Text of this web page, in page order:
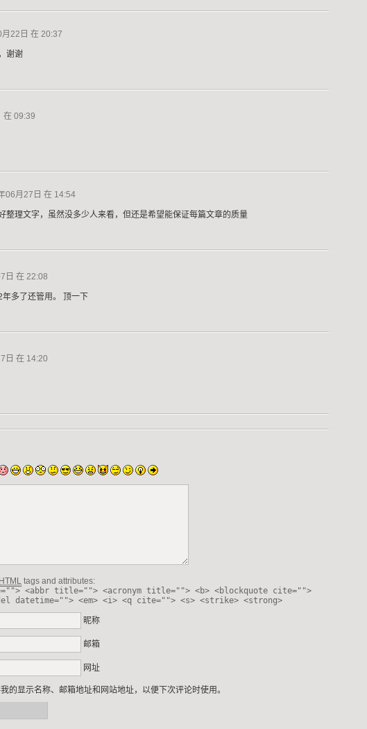
22日 在 20:37
谢谢
在 09:39
06月27日 在 14:54
整理文字，虽然没多少人来看，但还是希望能保证每篇文章的质量
日 在 22:08
多了还管用。 顶一下
日 在 14:20
HTML tags and attributes:
<abbr title=""> <acronym title=""> <b> <blockquote cite="">
datetime=""> <em> <i> <q cite=""> <s> <strike> <strong>
昵称
邮箱
网址
的显示名称、邮箱地址和网站地址，以便下次评论时使用。